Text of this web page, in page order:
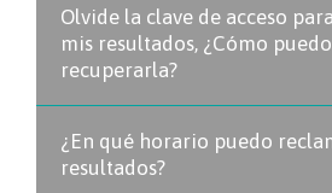
Olvide la clave de acceso
mis resultados, ¿Cómo puedo
recuperarla?
¿En qué horario puedo
resultados?